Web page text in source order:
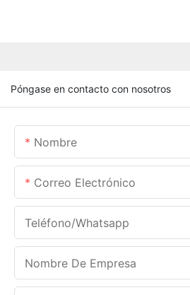
Póngase en contacto con nosotros
Nombre
Correo Electrónico
Teléfono/whatsapp
Nombre De Empresa